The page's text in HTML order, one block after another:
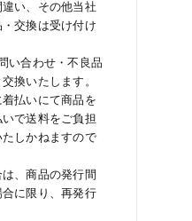
い、その他当社
交換は受け付け
い合わせ・不良品
換いたします。
払いにて商品を
で送料をご負担
しかねますので
、商品の発行間
に限り、再発行